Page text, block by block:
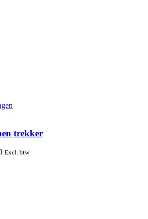
trekker
Prijsklasse:
Excl. btw